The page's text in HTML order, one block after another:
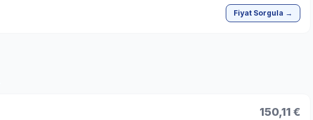
Fiyat Sorgula →
150,11 €